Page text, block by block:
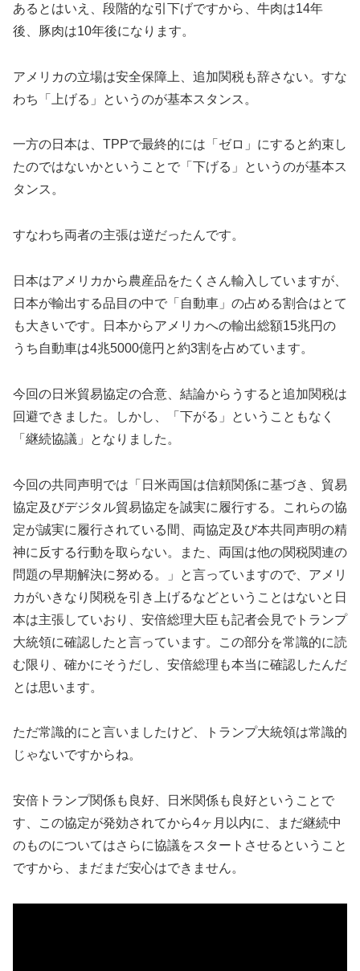
あるとはいえ、段階的な引下げですから、牛肉は14年
後、豚肉は10年後になります。
アメリカの立場は安全保障上、追加関税も辞さない。すな
わち「上げる」というのが基本スタンス。
一方の日本は、TPPで最終的には「ゼロ」にすると約束し
たのではないかということで「下げる」というのが基本ス
タンス。
すなわち両者の主張は逆だったんです。
日本はアメリカから農産品をたくさん輸入していますが、
日本が輸出する品目の中で「自動車」の占める割合はとて
も大きいです。日本からアメリカへの輸出総額15兆円の
うち自動車は4兆5000億円と約3割を占めています。
今回の日米貿易協定の合意、結論からうすると追加関税は
回避できました。しかし、「下がる」ということもなく
「継続協議」となりました。
今回の共同声明では「日米両国は信頼関係に基づき、貿易
協定及びデジタル貿易協定を誠実に履行する。これらの協
定が誠実に履行されている間、両協定及び本共同声明の精
神に反する行動を取らない。また、両国は他の関税関連の
問題の早期解決に努める。」と言っていますので、アメリ
カがいきなり関税を引き上げるなどということはないと日
本は主張していおり、安倍総理大臣も記者会見でトランプ
大統領に確認したと言っています。この部分を常識的に読
む限り、確かにそうだし、安倍総理も本当に確認したんだ
とは思います。
ただ常識的にと言いましたけど、トランプ大統領は常識的
じゃないですからね。
安倍トランプ関係も良好、日米関係も良好ということで
す、この協定が発効されてから4ヶ月以内に、まだ継続中
のものについてはさらに協議をスタートさせるということ
ですから、まだまだ安心はできません。